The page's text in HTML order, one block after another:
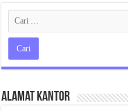
Alamat Kantor